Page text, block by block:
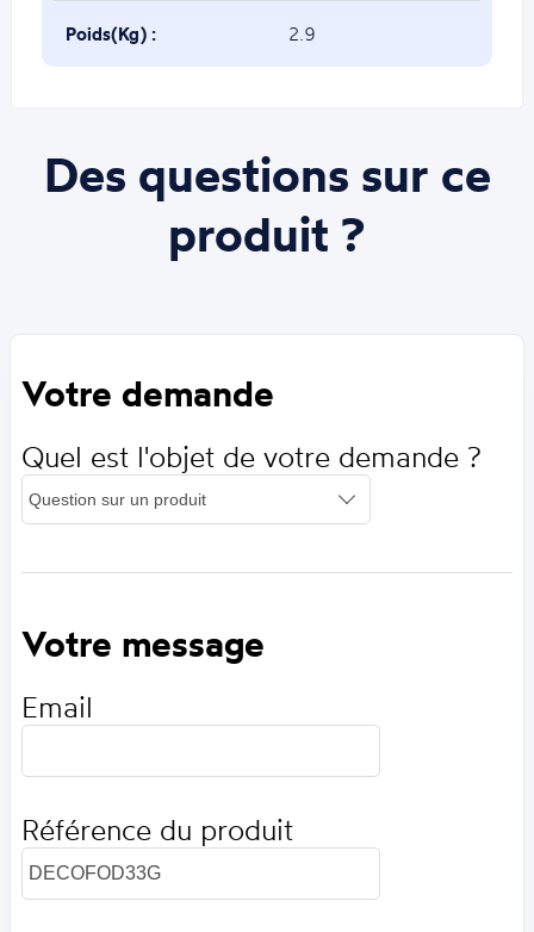
Poids(Kg) : 2.9
Des questions sur ce
produit ?
Votre demande
Quel est l'objet de votre demande ?
Votre message
Email
Référence du produit